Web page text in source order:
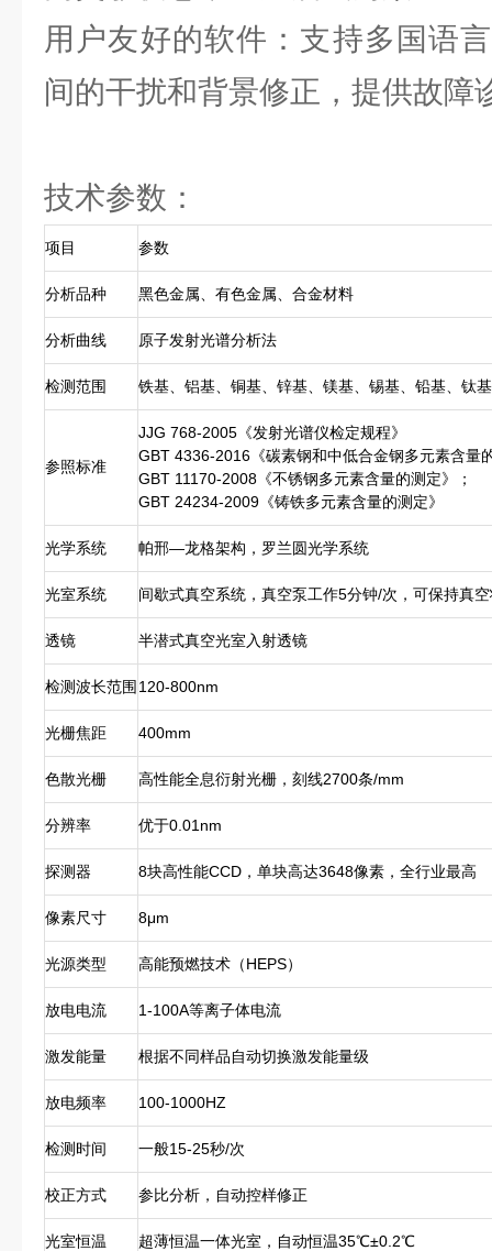
用户友好的软件：支持多国语
间的干扰和背景修正，提供故障
技术参数：
项目 参数
分析品种 黑色金属、有色金属、合金材料
分析曲线 原子发射光谱分析法
检测范围 铁基、铝基、铜基、锌基、镁基、锡基、铅基、钛
参照标准
JJG 768-2005《发射光谱仪检定规程》
GBT 4336-2016《碳素钢和中低合金钢多元素含量
GBT 11170-2008《不锈钢多元素含量的测定》；
GBT 24234-2009《铸铁多元素含量的测定》
光学系统 帕邢—龙格架构，罗兰圆光学系统
光室系统 间歇式真空系统，真空泵工作5分钟/次，可保持真
透镜 半潜式真空光室入射透镜
检测波长范围 120-800nm
光栅焦距 400mm
色散光栅 高性能全息衍射光栅，刻线2700条/mm
分辨率 优于0.01nm
探测器 8块高性能CCD，单块高达3648像素，全行业最高
像素尺寸 8μm
光源类型 高能预燃技术（HEPS）
放电电流 1-100A等离子体电流
激发能量 根据不同样品自动切换激发能量级
放电频率 100-1000HZ
检测时间 一般15-25秒/次
校正方式 参比分析，自动控样修正
光室恒温 超薄恒温一体光室，自动恒温35℃±0.2℃